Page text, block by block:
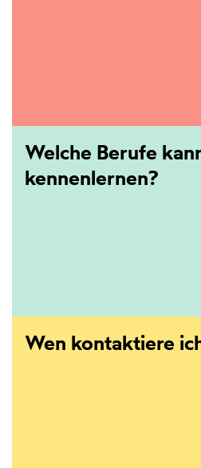
Welche Berufe
kennenlernen?
Wen kontaktiere